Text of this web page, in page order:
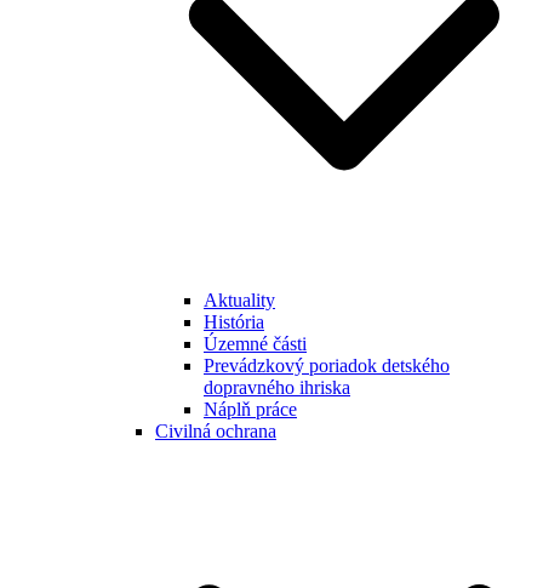
Aktuality
História
Územné části
Prevádzkový poriadok detského
dopravného ihriska
Náplň práce
Civilná ochrana